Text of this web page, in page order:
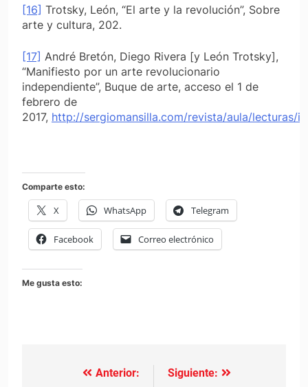
[16] Trotsky, León, “El arte y la revolución”, Sobre
arte y cultura, 202.
[17] André Bretón, Diego Rivera [y León Trotsky],
“Manifiesto por un arte revolucionario
independiente”, Buque de arte, acceso el 1 de
febrero de
2017, http://sergiomansilla.com/revista/aula/lecturas/
Comparte esto:
X WhatsApp Telegram
Facebook Correo electrónico
Me gusta esto:
Navegación
Anterior:
Siguiente: